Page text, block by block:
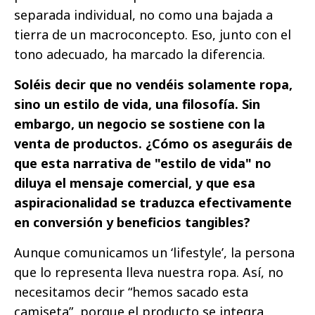
separada individual, no como una bajada a
tierra de un macroconcepto. Eso, junto con el
tono adecuado, ha marcado la diferencia.
Soléis decir que no vendéis solamente ropa,
sino un estilo de vida, una filosofía. Sin
embargo, un negocio se sostiene con la
venta de productos. ¿Cómo os aseguráis de
que esta narrativa de "estilo de vida" no
diluya el mensaje comercial, y que esa
aspiracionalidad se traduzca efectivamente
en conversión y beneficios tangibles?
Aunque comunicamos un ‘lifestyle’, la persona
que lo representa lleva nuestra ropa. Así, no
necesitamos decir “hemos sacado esta
camiseta”, porque el producto se integra